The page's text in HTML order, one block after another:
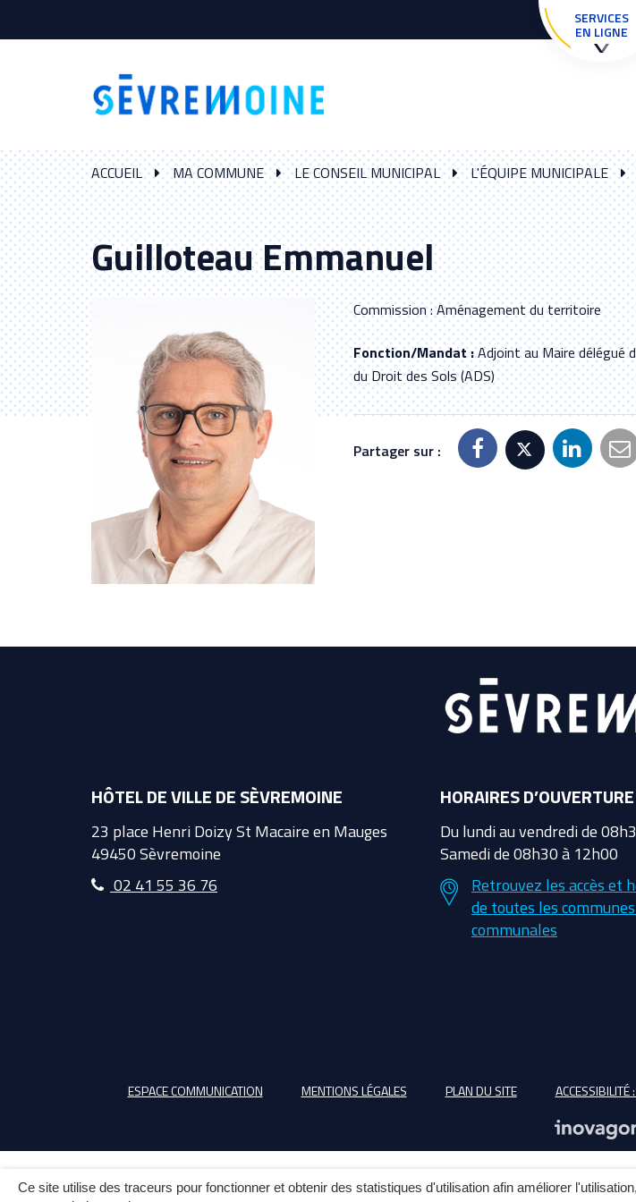
Ce site utilise des traceurs pour fonctionner et obtenir des statistiques d'utilisation afin améliorer
SERVICES
EN LIGNE
ACCUEIL MA COMMUNE LE CONSEIL MUNICIPAL L'ÉQUIPE MUNICIPALE
Guilloteau Emmanuel
Commission : Aménagement du territoire
Fonction/Mandat :Adjoint au Maire délégué
du Droit des Sols (ADS)
Partager sur :
HÔTEL DE VILLE DE SÈVREMOINE
23 place Henri Doizy St Macaire en Mauges
49450 Sèvremoine
02 41 55 36 76
HORAIRES D’OUVERTURE
Du lundi au vendredi de
Samedi de 08h30 à 12h00
Retrouvez les accès et
de toutes les
communales
ESPACE COMMUNICATION MENTIONS LÉGALES PLAN DU SITE